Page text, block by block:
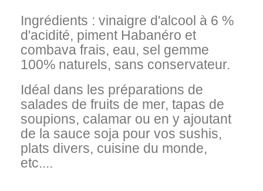
Ingrédients : vinaigre d'alcool à 6 %
d'acidité, piment Habanéro et
combava frais, eau, sel gemme
100% naturels, sans conservateur.
Idéal dans les préparations de
salades de fruits de mer, tapas de
soupions, calamar ou en y ajoutant
de la sauce soja pour vos sushis,
plats divers, cuisine du monde,
etc....